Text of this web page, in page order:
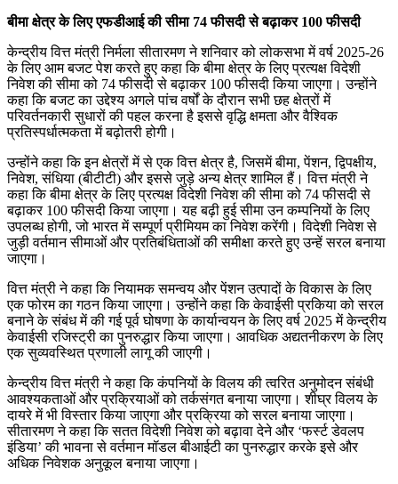
बीमा क्षेत्र के लिए एफडीआई की सीमा 74 फीसदी से बढ़ाकर 100 फीसदी
केन्‍द्रीय वित्त मंत्री निर्मला सीतारमण ने शनिवार को लोकसभा में वर्ष 2025-26
के लिए आम बजट पेश करते हुए कहा कि बीमा क्षेत्र के लिए प्रत्यक्ष विदेशी
निवेश की सीमा को 74 फीसदी से बढ़ाकर 100 फीसदी किया जाएगा। उन्होंने
कहा कि बजट का उद्देश्य अगले पांच वर्षों के दौरान सभी छह क्षेत्रों में
परिवर्तनकारी सुधारों की पहल करना है इससे वृद्धि क्षमता और वैश्विक
प्रतिस्पर्धात्मकता में बढ़ोतरी होगी।
उन्होंने कहा कि इन क्षेत्रों में से एक वित्त क्षेत्र है, जिसमें बीमा, पेंशन, द्विपक्षीय,
निवेश, संधिया (बीटीटी) और इससे जुड़े अन्य क्षेत्र शामिल हैं। वित्त मंत्री ने
कहा कि बीमा क्षेत्र के लिए प्रत्यक्ष विदेशी निवेश की सीमा को 74 फीसदी से
बढ़ाकर 100 फीसदी किया जाएगा। यह बढ़ी हुई सीमा उन कम्पनियों के लिए
उपलब्ध होगी, जो भारत में सम्‍पूर्ण प्रीमियम का निवेश करेंगी। विदेशी निवेश से
जुड़ी वर्तमान सीमाओं और प्रतिबंधिताओं की समीक्षा करते हुए उन्हें सरल बनाया
जाएगा।
वित्त मंत्री ने कहा कि नियामक समन्वय और पेंशन उत्पादों के विकास के लिए
एक फोरम का गठन किया जाएगा। उन्होंने कहा कि केवाईसी प्रकिया को सरल
बनाने के संबंध में की गई पूर्व घोषणा के कार्यान्‍वयन के लिए वर्ष 2025 में केन्‍द्रीय
केवाईसी रजिस्‍ट्री का पुनरुद्धार किया जाएगा। आवधिक अद्यतनीकरण के लिए
एक सुव्‍यवस्थित प्रणाली लागू की जाएगी।
केन्द्रीय वित्त मंत्री ने कहा कि कंपनियों के विलय की त्‍वरित अनुमोदन संबंधी
आवश्‍यकताओं और प्रक्रियाओं को तर्कसंगत बनाया जाएगा। शीघ्र विलय के
दायरे में भी विस्‍तार किया जाएगा और प्रक्रिया को सरल बनाया जाएगा।
सीतारमण ने कहा कि सतत विदेशी निवेश को बढ़ावा देने और ‘फर्स्‍ट डेवलप
इंडिया’ की भावना से वर्तमान मॉडल बीआईटी का पुनरुद्धार करके इसे और
अधिक निवेशक अनुकूल बनाया जाएगा।